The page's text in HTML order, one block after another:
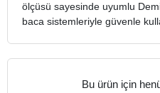
ölçüsü sayesinde uyumlu
baca sistemleriyle güvenle
Bu ürün için